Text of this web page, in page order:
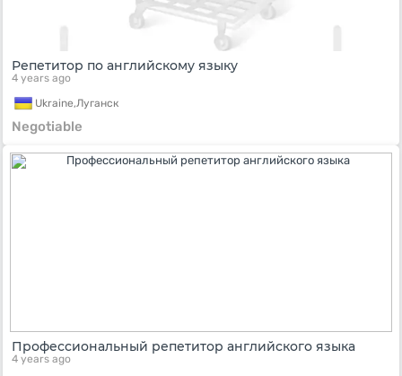
Репетитор по английскому языку
4 years ago
Ukraine,Луганск
Negotiable
Профессиональный репетитор английского языка
4 years ago